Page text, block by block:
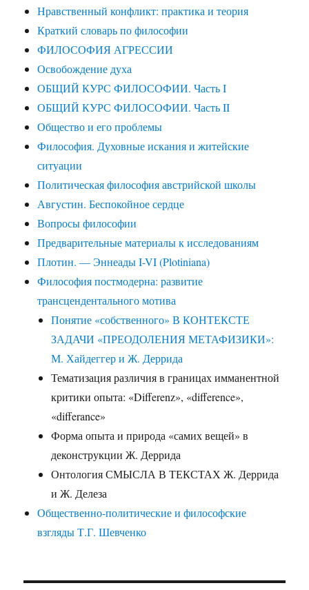
Нравственный конфликт: практика и теория
Краткий словарь по философии
ФИЛОСОФИЯ АГРЕССИИ
Освобождение духа
ОБЩИЙ КУРС ФИЛОСОФИИ. Часть I
ОБЩИЙ КУРС ФИЛОСОФИИ. Часть II
Общество и его проблемы
Философия. Духовные искания и житейские
ситуации
Политическая философия австрийской школы
Августин. Беспокойное сердце
Вопросы философии
Предварительные материалы к исследованиям
Плотин. — Эннеады I-VI (Plotiniana)
Философия постмодерна: развитие
трансцендентального мотива
Понятие «собственного» В КОНТЕКСТЕ
ЗАДАЧИ «ПРЕОДОЛЕНИЯ МЕТАФИЗИКИ»:
М. Хайдеггер и Ж. Деррида
Тематизация различия в границах имманентной
критики опыта: «Differenz», «difference»,
«differance»
Форма опыта и природа «самих вещей» в
деконструкции Ж. Деррида
Онтология СМЫСЛА В ТЕКСТАХ Ж. Деррида
и Ж. Делеза
Общественно-политические и философские
взгляды Т.Г. Шевченко